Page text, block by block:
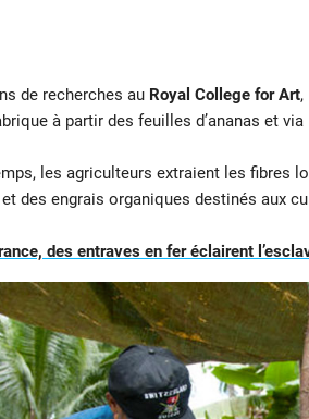
de recherches au Royal College for Art,
à partir des feuilles d’ananas et
les agriculteurs extraient les fibres
des engrais organiques destinés aux
des entraves en fer éclairent